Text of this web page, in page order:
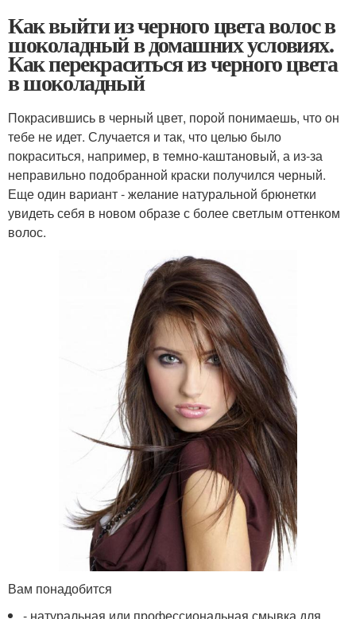
Как выйти из черного цвета волос в
шоколадный в домашних условиях.
Как перекраситься из черного цвета
в шоколадный
Покрасившись в черный цвет, порой понимаешь, что он
тебе не идет. Случается и так, что целью было
покраситься, например, в темно-каштановый, а из-за
неправильно подобранной краски получился черный.
Еще один вариант - желание натуральной брюнетки
увидеть себя в новом образе с более светлым оттенком
волос.
Вам понадобится